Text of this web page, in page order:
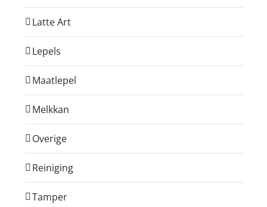
Latte Art
Lepels
Maatlepel
Melkkan
Overige
Reiniging
Tamper